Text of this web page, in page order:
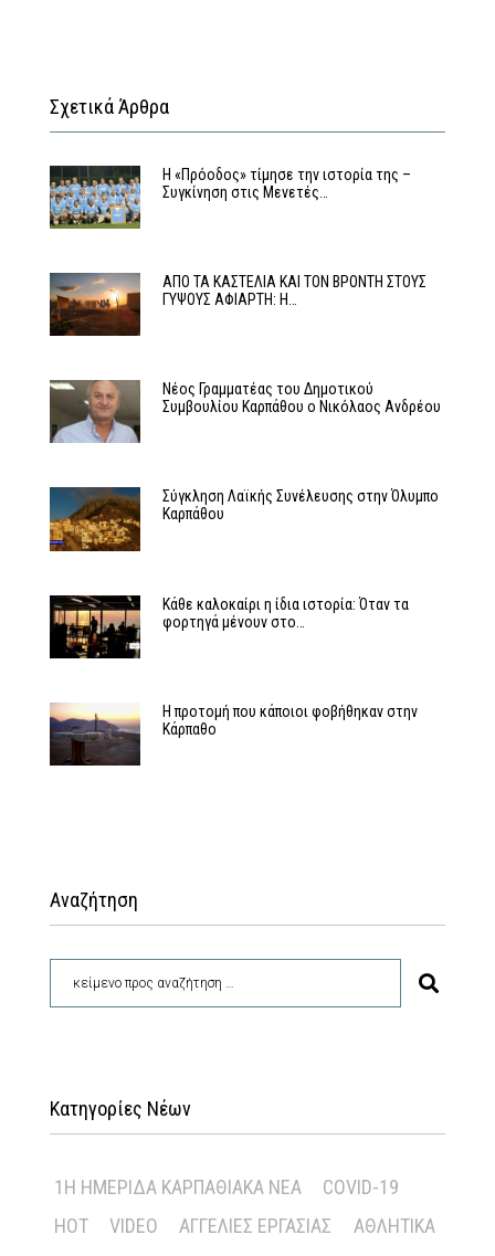
Σχετικά Άρθρα
Η «Πρόοδος» τίμησε την ιστορία της –
Συγκίνηση στις Μενετές…
ΑΠΟ ΤΑ ΚΑΣΤΕΛΙΑ ΚΑΙ ΤΟΝ ΒΡΟΝΤΗ ΣΤΟΥΣ
ΓΥΨΟΥΣ ΑΦΙΑΡΤΗ: Η…
Νέος Γραμματέας του Δημοτικού
Συμβουλίου Καρπάθου ο Νικόλαος Ανδρέου
Σύγκληση Λαϊκής Συνέλευσης στην Όλυμπο
Καρπάθου
Κάθε καλοκαίρι η ίδια ιστορία: Όταν τα
φορτηγά μένουν στο…
Η προτομή που κάποιοι φοβήθηκαν στην
Κάρπαθο
Αναζήτηση
Κατηγορίες Νέων
1Η ΗΜΕΡΊΔΑ ΚΑΡΠΑΘΙΑΚΆ ΝΈΑ
COVID-19
HOT
VIDEO ΑΓΓΕΛΊΕΣ ΕΡΓΑΣΊΑΣ
ΑΘΛΗΤΙΚΆ